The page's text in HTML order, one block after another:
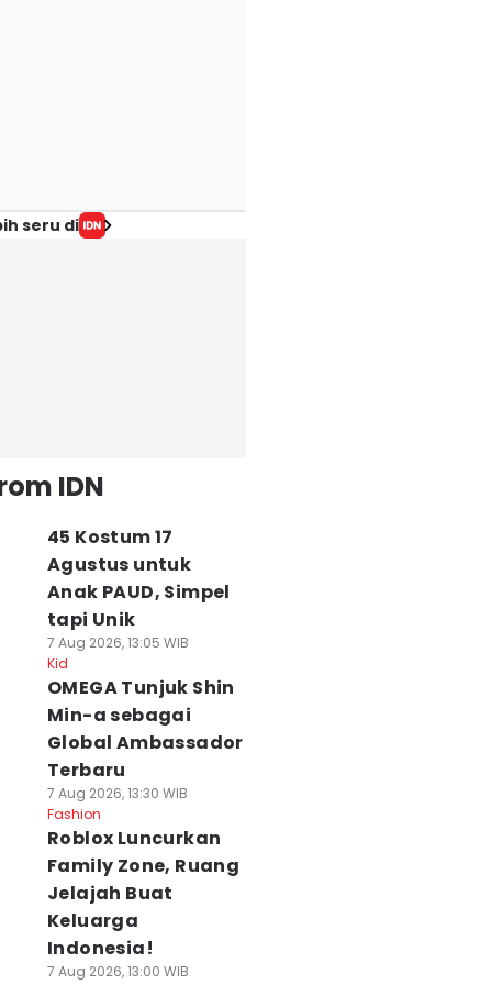
seru di
IDN
45 Kostum 17
Agustus untuk
Anak PAUD, Simpel
tapi Unik
7 Aug 2026, 13:05 WIB
Kid
OMEGA Tunjuk Shin
Min-a sebagai
Global Ambassador
Terbaru
7 Aug 2026, 13:30 WIB
Fashion
Roblox Luncurkan
Family Zone, Ruang
Jelajah Buat
Keluarga
Indonesia!
7 Aug 2026, 13:00 WIB